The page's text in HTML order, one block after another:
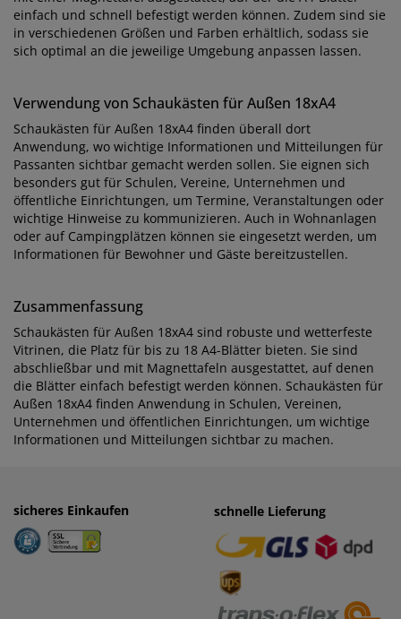
einfach und schnell befestigt werden können. Zudem sind sie
in verschiedenen Größen und Farben erhältlich, sodass sie
sich optimal an die jeweilige Umgebung anpassen lassen.
Verwendung von Schaukästen für Außen 18xA4
Schaukästen für Außen 18xA4 finden überall dort
Anwendung, wo wichtige Informationen und Mitteilungen für
Passanten sichtbar gemacht werden sollen. Sie eignen sich
besonders gut für Schulen, Vereine, Unternehmen und
öffentliche Einrichtungen, um Termine, Veranstaltungen oder
wichtige Hinweise zu kommunizieren. Auch in Wohnanlagen
oder auf Campingplätzen können sie eingesetzt werden, um
Informationen für Bewohner und Gäste bereitzustellen.
Zusammenfassung
Schaukästen für Außen 18xA4 sind robuste und wetterfeste
Vitrinen, die Platz für bis zu 18 A4-Blätter bieten. Sie sind
abschließbar und mit Magnettafeln ausgestattet, auf denen
die Blätter einfach befestigt werden können. Schaukästen für
Außen 18xA4 finden Anwendung in Schulen, Vereinen,
Unternehmen und öffentlichen Einrichtungen, um wichtige
Informationen und Mitteilungen sichtbar zu machen.
sicheres Einkaufen einfaches Zahlen
· Rechnung
· Vorkasse
schnelle Lieferung